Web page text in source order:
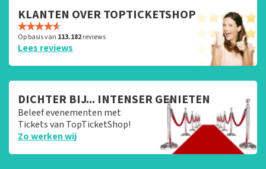
KLANTEN OVER TOPTICKETSHOP
Op basis van 113.182reviews
Lees reviews
DICHTER BIJ... INTENSER GENIETEN
Beleef evenementen met
Tickets van TopTicketShop!
Zo werken wij